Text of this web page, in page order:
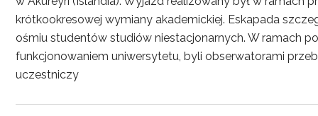
krótkookresowej wymiany akademickiej. Eskapada
ośmiu studentów studiów niestacjonarnych. W ramach
funkcjonowaniem uniwersytetu, byli obserwatorami
uczestniczy